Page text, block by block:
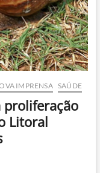
IMPRENSA SAÚDE
proliferação
Litoral